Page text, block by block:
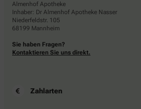
Almenhof Apotheke
Inhaber: Dr Almenhof Apotheke Nasser
Niederfeldstr. 105
68199 Mannheim
Sie haben Fragen?
Kontaktieren Sie uns direkt.
Zahlarten